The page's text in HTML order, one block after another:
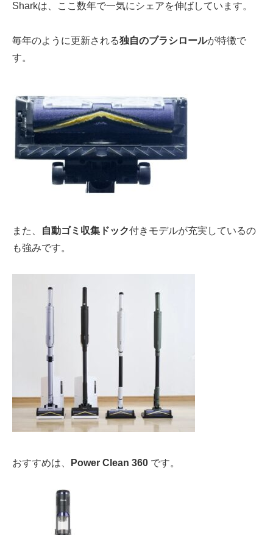
Sharkは、ここ数年で一気にシェアを伸ばしています。
毎年のように更新される独自のブラシロールが特徴で
す。
また、 自動ゴミ収集 ドック付きモデルが充実 しているの
も強みです。
おすすめは、 Power Clean 360 です。